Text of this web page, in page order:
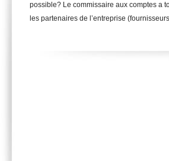
possible? Le commissaire aux comptes a
les partenaires de l’entreprise